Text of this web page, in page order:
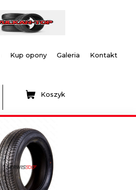
Kup opony Galeria Kontakt
Koszyk